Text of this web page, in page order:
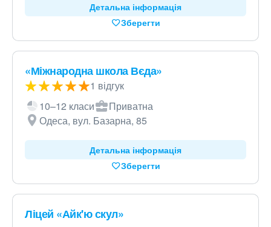
Детальна інформація
Зберегти
«Міжнародна школа Вєда»
1 відгук
10–12 класи
Приватна
Одеса, вул. Базарна, 85
Детальна інформація
Зберегти
Ліцей «Айк'ю скул»